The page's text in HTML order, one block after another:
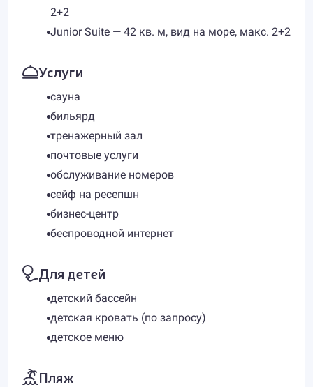
2+2
Junior Suite — 42 кв. м, вид на море, макс. 2+2
Услуги
сауна
бильярд
тренажерный зал
почтовые услуги
обслуживание номеров
сейф на ресепшн
бизнес-центр
беспроводной интернет
Для детей
детский бассейн
детская кровать (по запросу)
детское меню
Пляж